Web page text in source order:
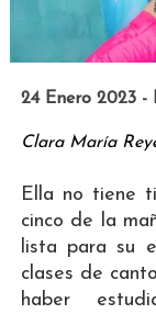
24 Enero 2023 -
Clara María
Ella no tiene
cinco de la
lista para su
clases de
haber